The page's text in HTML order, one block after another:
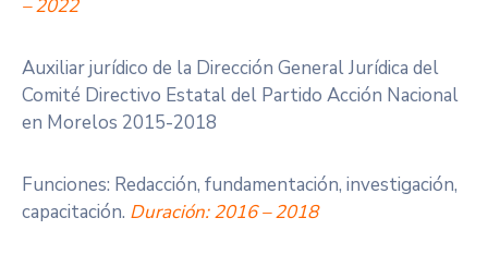
– 2022
Auxiliar jurídico de la Dirección General Jurídica del
Comité Directivo Estatal del Partido Acción Nacional
en Morelos 2015-2018
Funciones: Redacción, fundamentación, investigación,
capacitación. Duración: 2016 – 2018